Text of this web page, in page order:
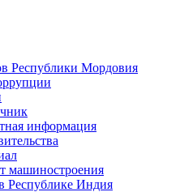
Республики Мордовия
информация
машиностроения
Республике Индия